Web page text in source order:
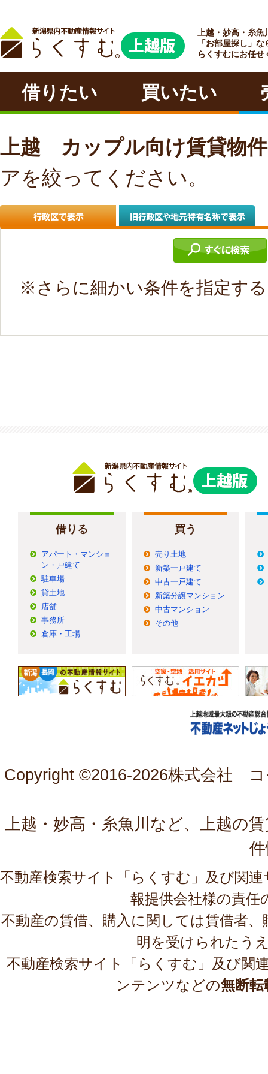
ラクチン
上越・妙高・糸魚
「お部屋探し」な
らくすむにお任せ
借りたい 買いたい
上越 カップル向け賃貸物
アを絞ってください。
※さらに細かい条件を指定す
借りる
アパート・マンショ
ン・戸建て
駐車場
貸土地
店舗
事務所
倉庫・工場
買う
売り土地
新築一戸建て
中古一戸建て
新築分譲マンション
中古マンション
その他
Copyright ©2016-2026株式会社 コ
上越・妙高・糸魚川など、上越の
不動産検索サイト「らくすむ」及び関
報提供会社様の責
不動産の賃借、購入に関しては賃借者
明を受けられたう
不動産検索サイト「らくすむ」及び関
ンテンツなどの無断転